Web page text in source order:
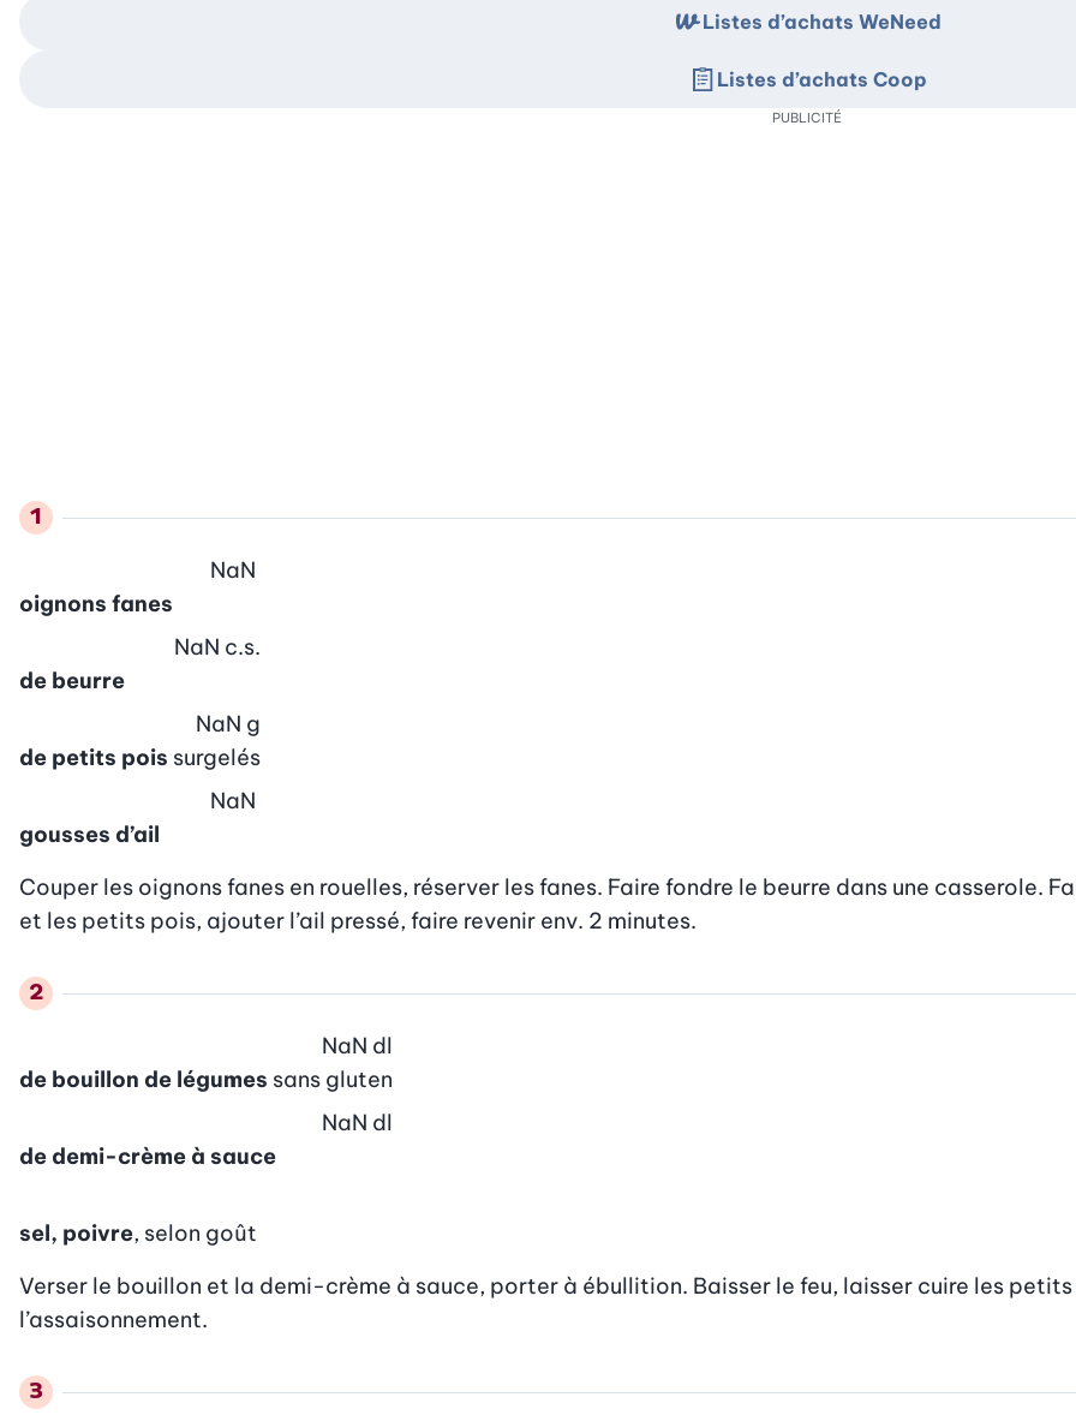
oignons fanes
NaN
de beurre
NaN c.s.
de petits pois surgelés
NaN g
gousses d’ail
NaN
Couper les oignons fanes en rouelles, réserver les fanes. Faire fondre le beurre dans une casserole.
et les petits pois, ajouter l’ail pressé, faire revenir env. 2 minutes.
de bouillon de légumes sans gluten
NaN dl
de demi-crème à sauce
NaN dl
sel, poivre, selon goût
Verser le bouillon et la demi-crème à sauce, porter à ébullition. Baisser le feu, laisser cuire les petits
l’assaisonnement.
Listes d’achats WeNeed
Listes d’achats Coop
PUBLICITÉ